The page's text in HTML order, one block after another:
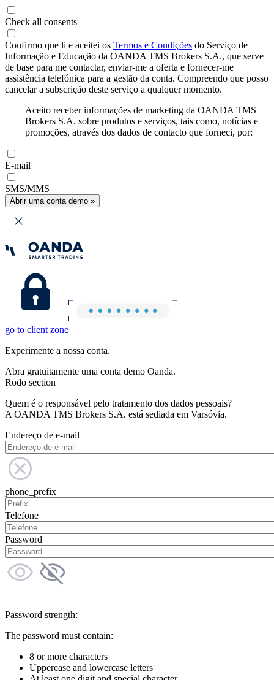
Check all consents
Confirmo que li e aceitei os Termos e Condições do Serviço de
Informação e Educação da OANDA TMS Brokers S.A., que serve
de base para me contactar, enviar-me a oferta e fornecer-me
assistência telefónica para a gestão da conta. Compreendo que posso
cancelar a subscrição deste serviço a qualquer momento.
Aceito receber informações de marketing da OANDA TMS
Brokers S.A. sobre produtos e serviços, tais como, notícias e
promoções, através dos dados de contacto que forneci, por:
E-mail
SMS/MMS
Abrir uma conta demo »
go to client zone
Experimente a nossa conta.
Abra gratuitamente uma conta demo Oanda.
Rodo section
Quem é o responsável pelo tratamento dos dados pessoais?
A OANDA TMS Brokers S.A. está sediada em Varsóvia.
Endereço de e-mail
phone_prefix
Telefone
Password
Password strength:
The password must contain:
8 or more characters
Uppercase and lowercase letters